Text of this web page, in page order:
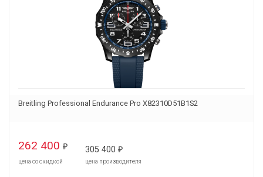
Breitling Professional Endurance Pro X82310D51B1S2
262 400 ₽
цена со скидкой
305 400 ₽
цена производителя